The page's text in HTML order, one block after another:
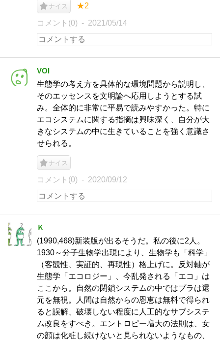
ナイス ★2
コメント(0) 2021/05/14
VOI
生態学の考え方を具体的な環境問題から説明し、
そのエッセンスを文明論へ応用しようとする試
み。全体的に非常に平易で読みやすかった。特に
エコシステムに関する指摘は興味深く、自分が大
きなシステムの中に生きていることを強く意識さ
せられる。
ナイス
コメント(0) 2020/09/12
Ｋ
(1990,468)新装版が出るそうだ。私の後に2人。
1930～分子生物学出現により、生物学も「科学」
（客観性、実証的、再現性）格上げに。反対軸が
生態学「エコロジー」、今乱発される「エコ」は
ここから。自然の閉鎖システムの中ではプラは還
元を無視。人間は自然からの恩恵は無料で得られ
ると誤解、破壊しない程度に人工的なサブシステ
ム改良をすべき。エントロピー増大の法則は、女
の顔は化粧し続けないと見られないようなもの、